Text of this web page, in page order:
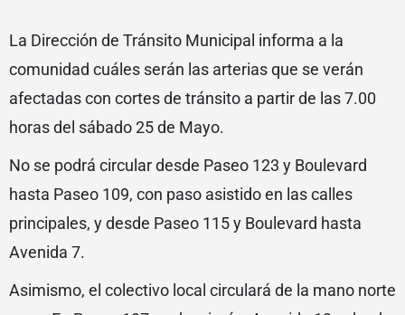
La Dirección de Tránsito Municipal informa a la
comunidad cuáles serán las arterias que se verán
afectadas con cortes de tránsito a partir de las 7.00
horas del sábado 25 de Mayo.
No se podrá circular desde Paseo 123 y Boulevard
hasta Paseo 109, con paso asistido en las calles
principales, y desde Paseo 115 y Boulevard hasta
Avenida 7.
Asimismo, el colectivo local circulará de la mano norte